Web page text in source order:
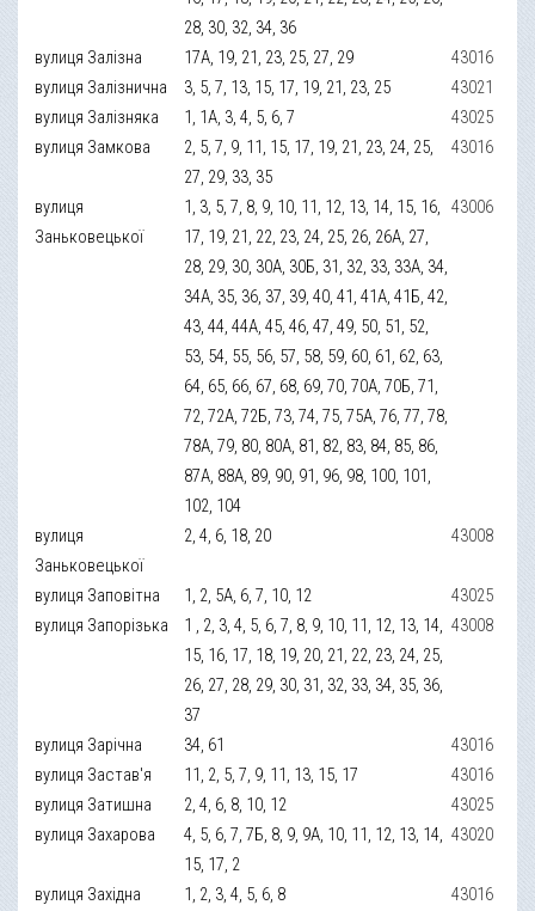
28, 30, 32, 34, 36
вулиця Залізна 17А, 19, 21, 23, 25, 27, 29
43016
вулиця Залізнична
3, 5, 7, 13, 15, 17, 19, 21, 23, 25
43021
вулиця Залізняка
1, 1А, 3, 4, 5, 6, 7
43025
вулиця Замкова
2, 5, 7, 9, 11, 15, 17, 19, 21, 23, 24, 25,
27, 29, 33, 35
43016
вулиця
Заньковецької
1, 3, 5, 7, 8, 9, 10, 11, 12, 13, 14, 15, 16,
17, 19, 21, 22, 23, 24, 25, 26, 26А, 27,
28, 29, 30, 30А, 30Б, 31, 32, 33, 33А, 34,
34А, 35, 36, 37, 39, 40, 41, 41А, 41Б, 42,
43, 44, 44А, 45, 46, 47, 49, 50, 51, 52,
53, 54, 55, 56, 57, 58, 59, 60, 61, 62, 63,
64, 65, 66, 67, 68, 69, 70, 70А, 70Б, 71,
72, 72А, 72Б, 73, 74, 75, 75А, 76, 77, 78,
78А, 79, 80, 80А, 81, 82, 83, 84, 85, 86,
87А, 88А, 89, 90, 91, 96, 98, 100, 101,
102, 104
43006
вулиця
Заньковецької
2, 4, 6, 18, 20 43008
вулиця Заповітна 1, 2, 5А, 6, 7, 10, 12
43025
вулиця Запорізька
1 , 2, 3, 4, 5, 6, 7, 8, 9, 10, 11, 12, 13, 14,
15, 16, 17, 18, 19, 20, 21, 22, 23, 24, 25,
26, 27, 28, 29, 30, 31, 32, 33, 34, 35, 36,
37
43008
вулиця Зарічна 34, 61
43016
вулиця Застав'я
11, 2, 5, 7, 9, 11, 13, 15, 17
43016
вулиця Затишна
2, 4, 6, 8, 10, 12
43025
вулиця Захарова
4, 5, 6, 7, 7Б, 8, 9, 9А, 10, 11, 12, 13, 14,
15, 17, 2
43020
вулиця Західна 1, 2, 3, 4, 5, 6, 8
43016